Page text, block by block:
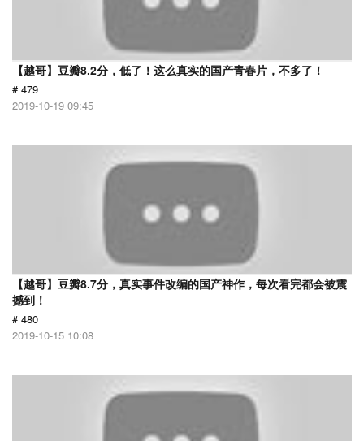
【越哥】豆瓣8.2分，低了！这么真实的国产青春片，不多了！
# 479
2019-10-19 09:45
【越哥】豆瓣8.7分，真实事件改编的国产神作，每次看完都会被震
撼到！
# 480
2019-10-15 10:08